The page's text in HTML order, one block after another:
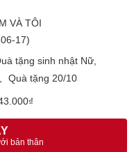
VÀ TÔI
17)
tặng sinh nhật Nữ
Quà tặng 20/10
bản thân